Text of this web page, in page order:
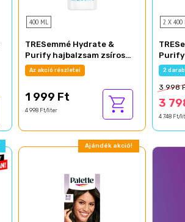
400 ML
TRESemmé Hydrate &
Purify hajbalzsam zsíros
hajra 400 ml
Az akció részletei
1 999 Ft
4 998 Ft/liter
2 X 400
Purify
hajra
2
3 998
3
4 748 Ft/
Ajándék akció!